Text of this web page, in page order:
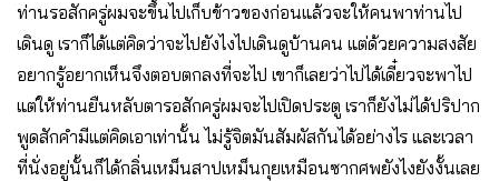
ท่านรอสักครู่ผมจะขึ้นไปเก็บข้าวของก่อนแล้วจะให้คนพาท่านไป
เดินดู เราก็ได้แต่คิดว่าจะไปยังไงไปเดินดูบ้านคน แต่ด้วยความสงสัย
อยากรู้อยากเห็นจึงตอบตกลงที่จะไป เขาก็เลยว่าไปได้เดี๋ยวจะพาไป
แต่ให้ท่านยืนหลับตารอสักครู่ผมจะไปเปิดประตู เราก็ยังไม่ได้ปริปาก
พูดสักคำมีแต่คิดเอาเท่านั้น ไม่รู้จิตมันสัมผัสกันได้อย่างไร และเวลา
ที่นั่งอยู่นั้นก็ได้กลิ่นเหม็นสาปเหม็นกุยเหมือนซากศพยังไงยังงั้นเลย